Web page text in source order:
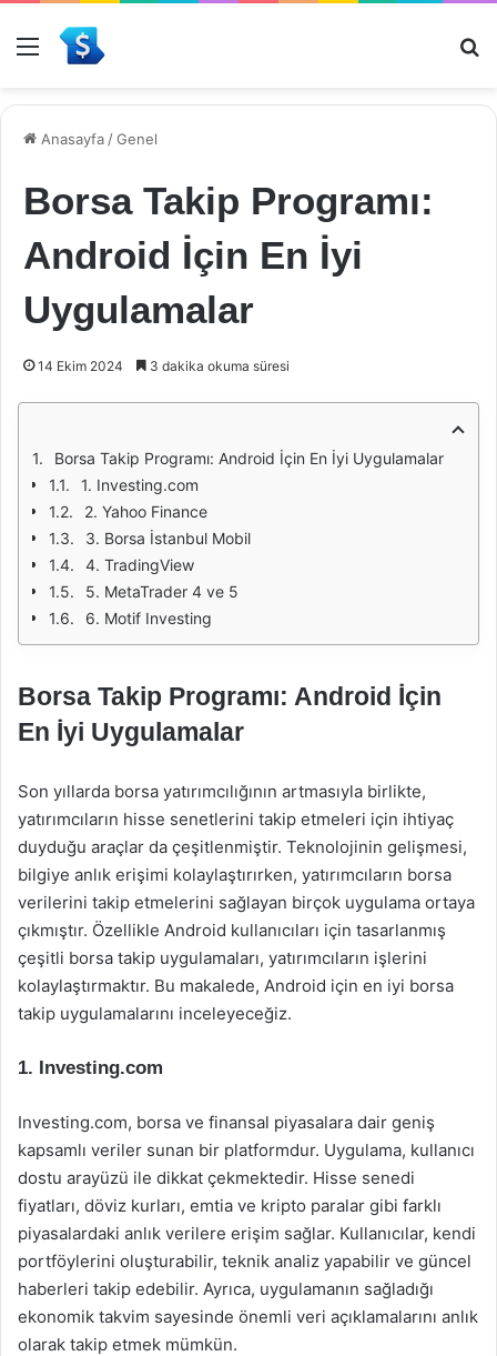
Menü
Anasayfa /Genel
Borsa Takip Programı:
Android İçin En İyi
Uygulamalar
14 Ekim 2024 3 dakika okuma süresi
Borsa Takip Programı: Android İçin En İyi Uygulamalar
1. Investing.com
2. Yahoo Finance
3. Borsa İstanbul Mobil
4. TradingView
5. MetaTrader 4 ve 5
6. Motif Investing
Borsa Takip Programı: Android İçin
En İyi Uygulamalar
Son yıllarda borsa yatırımcılığının artmasıyla birlikte,
yatırımcıların hisse senetlerini takip etmeleri için ihtiyaç
duyduğu araçlar da çeşitlenmiştir. Teknolojinin gelişmesi,
bilgiye anlık erişimi kolaylaştırırken, yatırımcıların borsa
verilerini takip etmelerini sağlayan birçok uygulama ortaya
çıkmıştır. Özellikle Android kullanıcıları için tasarlanmış
çeşitli borsa takip uygulamaları, yatırımcıların işlerini
kolaylaştırmaktır. Bu makalede, Android için en iyi borsa
takip uygulamalarını inceleyeceğiz.
1. Investing.com
Investing.com, borsa ve finansal piyasalara dair geniş
kapsamlı veriler sunan bir platformdur. Uygulama, kullanıcı
dostu arayüzü ile dikkat çekmektedir. Hisse senedi
fiyatları, döviz kurları, emtia ve kripto paralar gibi farklı
piyasalardaki anlık verilere erişim sağlar. Kullanıcılar, kendi
portföylerini oluşturabilir, teknik analiz yapabilir ve güncel
haberleri takip edebilir. Ayrıca, uygulamanın sağladığı
ekonomik takvim sayesinde önemli veri açıklamalarını anlık
olarak takip etmek mümkün.